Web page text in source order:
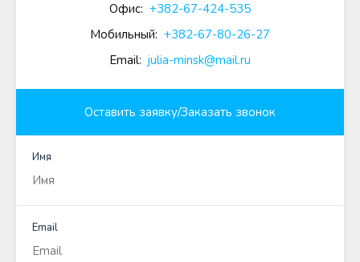
Офис: +382-67-424-535
Мобильный: +382-67-80-26-27
Email: julia-minsk@mail.ru
Оставить заявку/Заказать звонок
Имя
Email